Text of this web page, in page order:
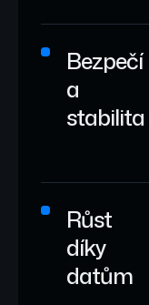
Bezpečí
a
stabilita
Růst
díky
datům